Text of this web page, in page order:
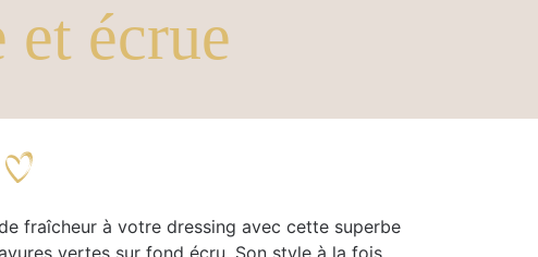
et écrue
fraîcheur à votre dressing avec cette superbe
vertes sur fond écru. Son style à la fois